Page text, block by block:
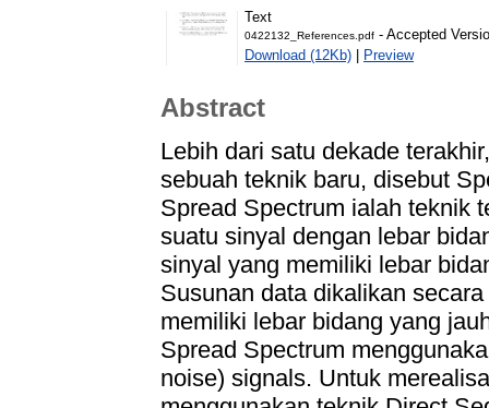
Text
0422132_References.pdf - Accepted
Download (12Kb) | Preview
Abstract
Lebih dari satu dekade
sebuah teknik baru, disebut
Spread Spectrum ialah teknik
suatu sinyal dengan lebar
sinyal yang memiliki lebar
Susunan data dikalikan
memiliki lebar bidang yang
Spread Spectrum
noise) signals. Untuk